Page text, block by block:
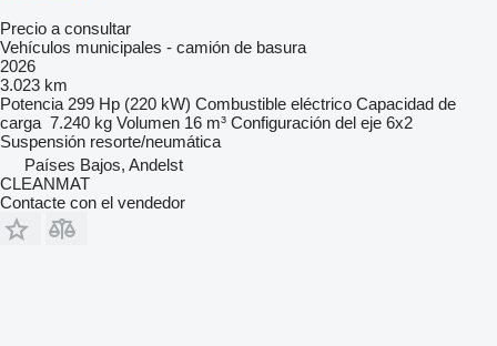
Precio a consultar
Vehículos municipales - camión de basura
2026
3.023 km
Potencia 299 Hp (220 kW) Combustible eléctrico Capacidad de
carga 7.240 kg Volumen 16 m³ Configuración del eje 6x2
Suspensión resorte/neumática
Países Bajos, Andelst
CLEANMAT
Contacte con el vendedor